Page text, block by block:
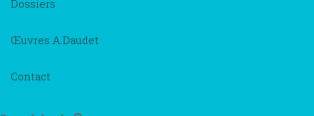
Dossiers
Œuvres A.Daudet
Contact